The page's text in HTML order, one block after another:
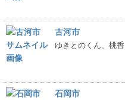
古河市
ゆきとのくん、桃
石岡市